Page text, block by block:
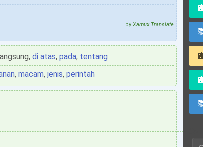
by Xamux Translate
di atas, pada, tentang
, macam, jenis, perintah